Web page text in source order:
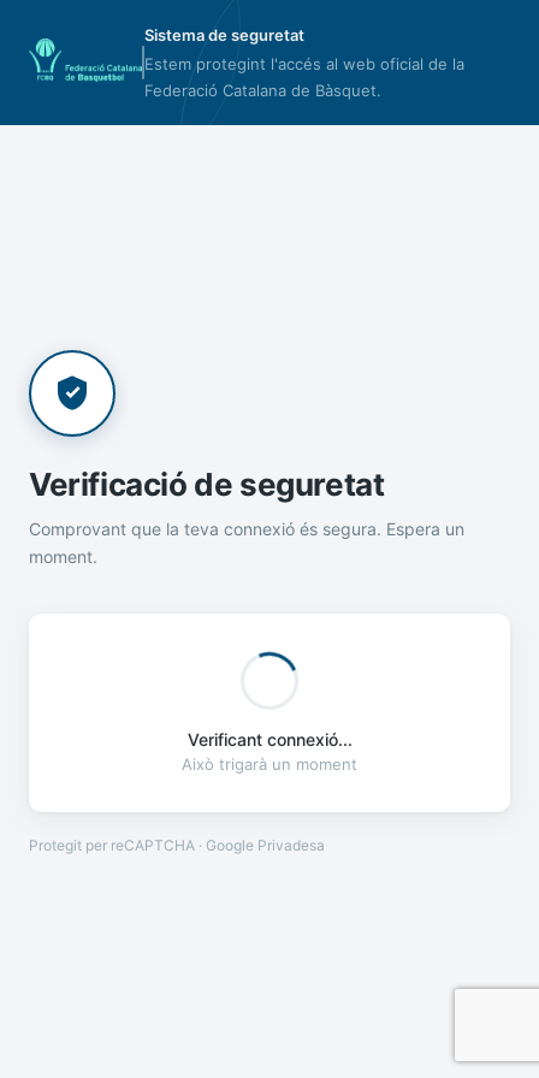
Sistema de seguretat
Estem protegint l'accés al web oficial de la
Federació Catalana de Bàsquet.
Verificació de seguretat
Comprovant que la teva connexió és segura. Espera un
moment.
Verificant connexió...
Això trigarà un moment
Protegit per reCAPTCHA · Google Privadesa